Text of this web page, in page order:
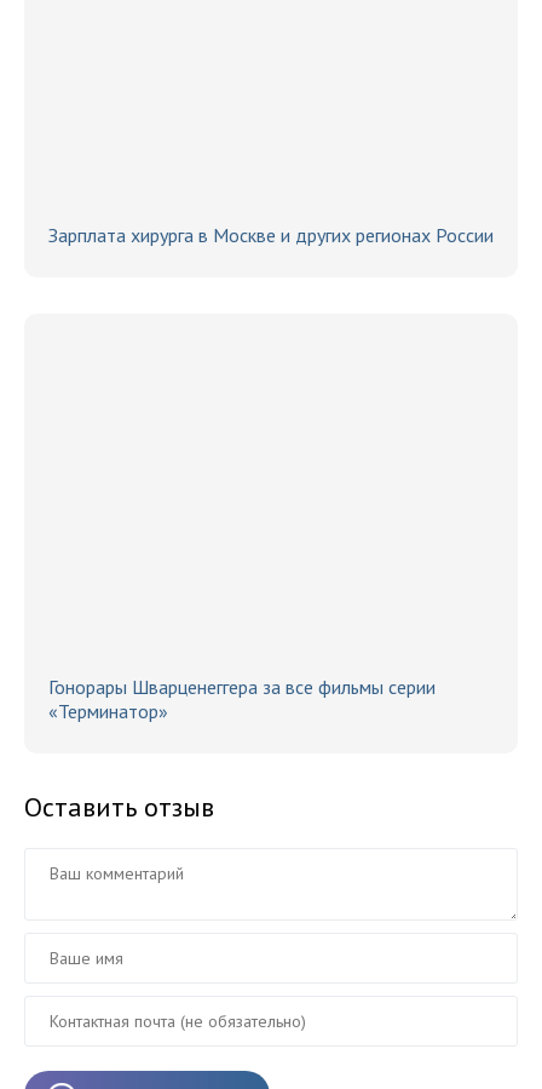
Зарплата хирурга в Москве и других регионах России
Гонорары Шварценеггера за все фильмы серии
«Терминатор»
Оставить отзыв